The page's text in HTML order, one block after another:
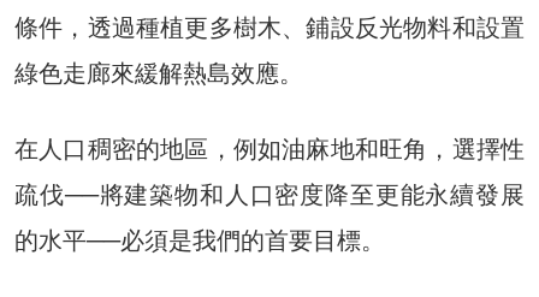
條件，透過種植更多樹木、鋪設反光物料和設置
綠色走廊來緩解熱島效應。
在人口稠密的地區，例如油麻地和旺角，選擇性
疏伐──將建築物和人口密度降至更能永續發展
的水平──必須是我們的首要目標。